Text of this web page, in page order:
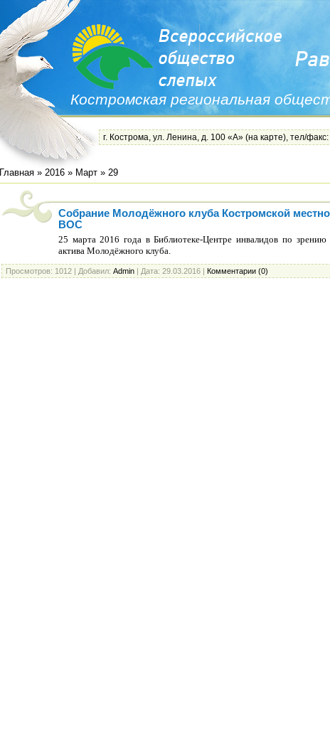
Костромская региональная
г. Кострома, ул. Ленина, д. 100 «А» (на карте), тел/
Главная » 2016 » Март » 29
Собрание Молодёжного клуба Костромской
ВОС
25 марта 2016 года в Библиотеке-Центре инвалидов по зрению
актива Молодёжного клуба.
Просмотров: 1012 Добавил: Admin Дата: 29.03.2016 Комментарии (0)